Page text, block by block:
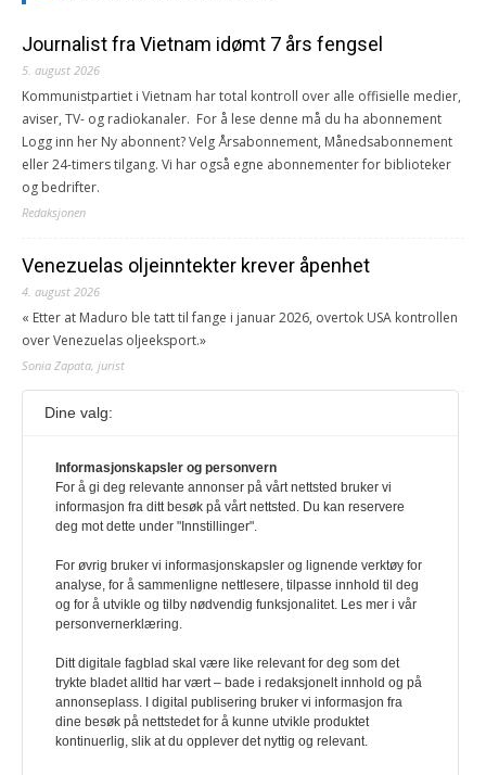
Journalist fra Vietnam idømt 7 års fengsel
5. august 2026
Kommunistpartiet i Vietnam har total kontroll over alle offisielle medier,
aviser, TV- og radiokanaler. For å lese denne må du ha abonnement
Logg inn her Ny abonnent? Velg Årsabonnement, Månedsabonnement
eller 24-timers tilgang. Vi har også egne abonnementer for biblioteker
og bedrifter.
Redaksjonen
Venezuelas oljeinntekter krever åpenhet
4. august 2026
« Etter at Maduro ble tatt til fange i januar 2026, overtok USA kontrollen
over Venezuelas oljeeksport.»
Sonia Zapata, jurist
117,8 millioner er på flukt, en nedgang fra forrige
1. august 2026
Ville ha tilsvart verdens trettende største land i folketall. For å lese
denne må du ha abonnement Logg inn her Ny abonnent? Velg
også egne abonnementer for biblioteker og bedrifter.
Redaksjonen
Dine valg:
Informasjonskapsler og personvern
For å gi deg relevante annonser på vårt nettsted bruker vi
informasjon fra ditt besøk på vårt nettsted. Du kan reservere
deg mot dette under "Innstillinger".
For øvrig bruker vi informasjonskapsler og lignende verktøy for
analyse, for å sammenligne nettlesere, tilpasse innhold til deg
og for å utvikle og tilby nødvendig funksjonalitet. Les mer i vår
personvernerklæring.
Ditt digitale fagblad skal være like relevant for deg som det
trykte bladet alltid har vært – bade i redaksjonelt innhold og på
annonseplass. I digital publisering bruker vi informasjon fra
dine besøk på nettstedet for å kunne utvikle produktet
kontinuerlig, slik at du opplever det nyttig og relevant.